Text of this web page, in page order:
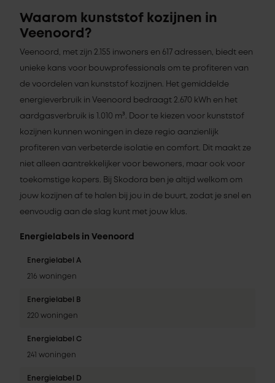
Waarom kunststof kozijnen in
Veenoord?
Veenoord, met zijn 2.155 inwoners en 617 adressen, biedt een
unieke kans voor bouwprofessionals om te profiteren van
de voordelen van kunststof kozijnen. Het gemiddelde
energieverbruik in Veenoord bedraagt 2.670 kWh en het
aardgasverbruik is 1.010 m³. Door te kiezen voor kunststof
kozijnen kunnen woningen in deze regio aanzienlijk
profiteren van verbeterde isolatie en comfort. Dit maakt ze
niet alleen aantrekkelijker voor bewoners, maar ook voor
toekomstige kopers. Bij Skodora ben je altijd welkom om
jouw kozijnen af te halen bij jou in de buurt, zodat je snel en
eenvoudig aan de slag kunt met jouw klus.
Energielabels in Veenoord
Energielabel A
216 woningen
Energielabel B
220 woningen
Energielabel C
241 woningen
Energielabel D